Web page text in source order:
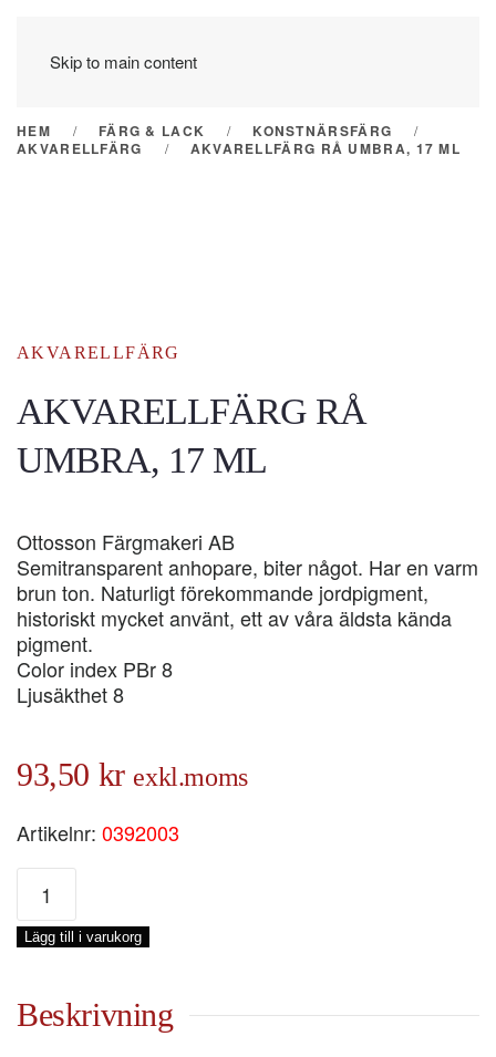
Skip to main content
HEM FÄRG & LACK
KONSTNÄRSFÄRG
AKVARELLFÄRG
AKVARELLFÄRG RÅ UMBRA, 17 ML
AKVARELLFÄRG
AKVARELLFÄRG RÅ
UMBRA, 17 ML
Ottosson Färgmakeri AB
Semitransparent anhopare, biter något. Har en varm
brun ton. Naturligt förekommande jordpigment,
historiskt mycket använt, ett av våra äldsta kända
pigment.
Color index PBr 8
Ljusäkthet 8
93,50 kr exkl.moms
Artikelnr: 0392003
AKVARELLFÄRG
UMBRA,
17
mängd
Lägg till i varukorg
Beskrivning